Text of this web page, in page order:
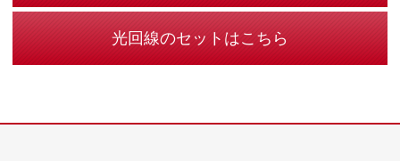
光回線のセットはこちら